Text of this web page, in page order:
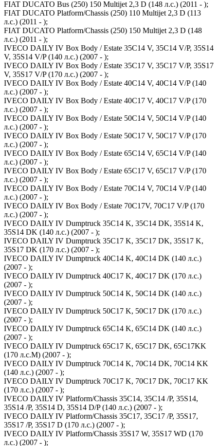
FIAT DUCATO Bus (250) 150 Multijet 2,3 D (148 л.с.) (2011 - );
FIAT DUCATO Platform/Chassis (250) 110 Multijet 2,3 D (113
л.с.) (2011 - );
FIAT DUCATO Platform/Chassis (250) 150 Multijet 2,3 D (148
л.с.) (2011 - );
IVECO DAILY IV Box Body / Estate 35C14 V, 35C14 V/P, 35S14
V, 35S14 V/P (140 л.с.) (2007 - );
IVECO DAILY IV Box Body / Estate 35C17 V, 35C17 V/P, 35S17
V, 35S17 V/P (170 л.с.) (2007 - );
IVECO DAILY IV Box Body / Estate 40C14 V, 40C14 V/P (140
л.с.) (2007 - );
IVECO DAILY IV Box Body / Estate 40C17 V, 40C17 V/P (170
л.с.) (2007 - );
IVECO DAILY IV Box Body / Estate 50C14 V, 50C14 V/P (140
л.с.) (2007 - );
IVECO DAILY IV Box Body / Estate 50C17 V, 50C17 V/P (170
л.с.) (2007 - );
IVECO DAILY IV Box Body / Estate 65C14 V, 65C14 V/P (140
л.с.) (2007 - );
IVECO DAILY IV Box Body / Estate 65C17 V, 65C17 V/P (170
л.с.) (2007 - );
IVECO DAILY IV Box Body / Estate 70C14 V, 70C14 V/P (140
л.с.) (2007 - );
IVECO DAILY IV Box Body / Estate 70C17V, 70C17 V/P (170
л.с.) (2007 - );
IVECO DAILY IV Dumptruck 35C14 K, 35C14 DK, 35S14 K,
35S14 DK (140 л.с.) (2007 - );
IVECO DAILY IV Dumptruck 35C17 K, 35C17 DK, 35S17 K,
35S17 DK (170 л.с.) (2007 - );
IVECO DAILY IV Dumptruck 40C14 K, 40C14 DK (140 л.с.)
(2007 - );
IVECO DAILY IV Dumptruck 40C17 K, 40C17 DK (170 л.с.)
(2007 - );
IVECO DAILY IV Dumptruck 50C14 K, 50C14 DK (140 л.с.)
(2007 - );
IVECO DAILY IV Dumptruck 50C17 K, 50C17 DK (170 л.с.)
(2007 - );
IVECO DAILY IV Dumptruck 65C14 K, 65C14 DK (140 л.с.)
(2007 - );
IVECO DAILY IV Dumptruck 65C17 K, 65C17 DK, 65C17KK
(170 л.с.M) (2007 - );
IVECO DAILY IV Dumptruck 70C14 K, 70C14 DK, 70C14 KK
(140 л.с.) (2007 - );
IVECO DAILY IV Dumptruck 70C17 K, 70C17 DK, 70C17 KK
(170 л.с.) (2007 - );
IVECO DAILY IV Platform/Chassis 35C14, 35C14 /P, 35S14,
35S14 /P, 35S14 D, 35S14 D/P (140 л.с.) (2007 - );
IVECO DAILY IV Platform/Chassis 35C17, 35C17 /P, 35S17,
35S17 /P, 35S17 D (170 л.с.) (2007 - );
IVECO DAILY IV Platform/Chassis 35S17 W, 35S17 WD (170
л.с.) (2007 - );